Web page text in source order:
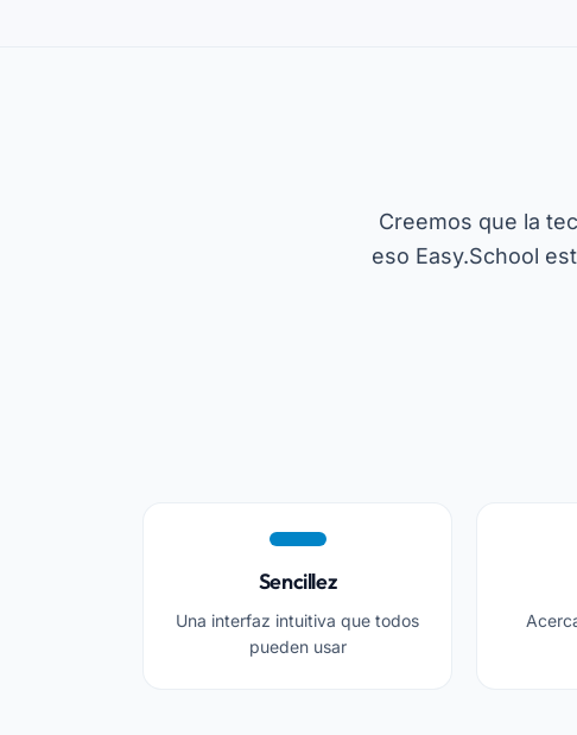
Creemos que la
eso Easy.School
Sencillez
Una interfaz intuitiva que todos
pueden usar